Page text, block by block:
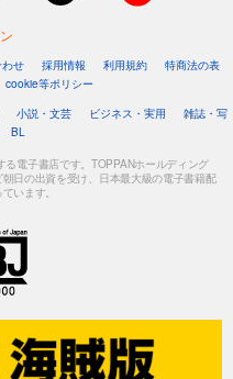
せ 採用情報 利用規約
特商法の表
cookie等ポリシー
小説・文芸 ビジネス・実用
雑誌・写
BL
電子書店です。TOPPANホールディング
日の出資を受け、日本最大級の電子書籍配
います。